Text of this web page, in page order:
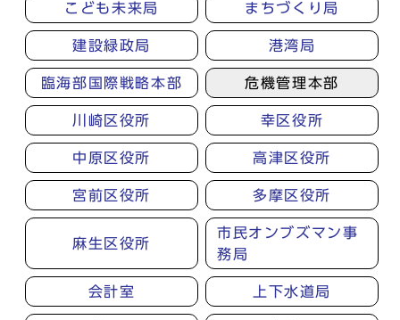
こども未来局 まちづくり局
建設緑政局 港湾局
臨海部国際戦略本部 危機管理本部
川崎区役所 幸区役所
中原区役所 高津区役所
宮前区役所 多摩区役所
麻生区役所
市民オンブズマン事
務局
会計室 上下水道局